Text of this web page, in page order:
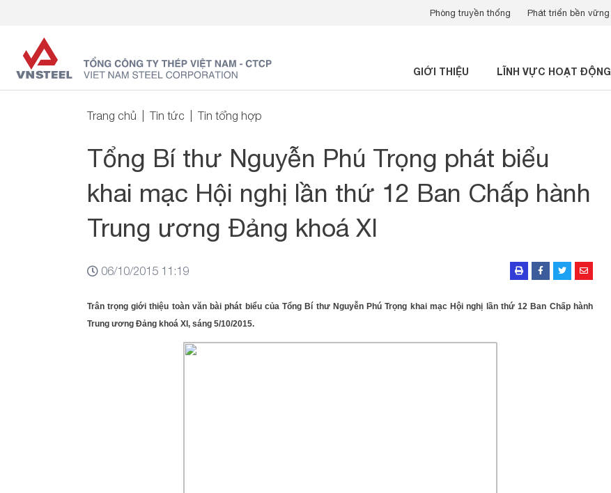
Phòng truyền thống Phát triển bền vững
GIỚI THIỆU LĨNH VỰC HOẠT ĐỘNG
Trang chủ Tin tức Tin tổng hợp
Tổng Bí thư Nguyễn Phú Trọng phát biểu
khai mạc Hội nghị lần thứ 12 Ban Chấp hành
Trung ương Đảng khoá XI
06/10/2015 11:19
Trân trọng giới thiệu toàn văn bài phát biểu của Tổng Bí thư Nguyễn Phú Trọng khai mạc Hội nghị lần thứ 12 Ban Chấp hành
Trung ương Đảng khoá XI, sáng 5/10/2015.